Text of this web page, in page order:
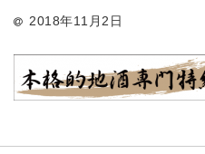
2018年11月2日